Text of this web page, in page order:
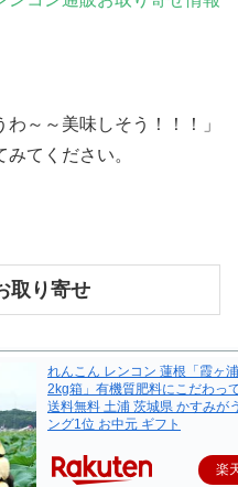
～～美味しそう！！！」
てください。
取り寄せ
れんこん レンコン 蓮根「霞ヶ
2kg箱」有機質肥料にこだわっ
送料無料 土浦 茨城県 かすみが
ング1位 お中元 ギフト
楽